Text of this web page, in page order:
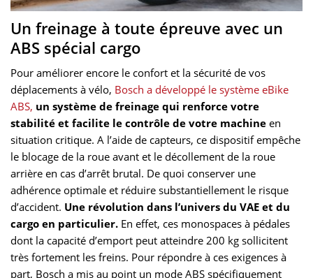
Un freinage à toute épreuve avec un
ABS spécial cargo
Pour améliorer encore le confort et la sécurité de vos
déplacements à vélo, Bosch a développé le système eBike
ABS, un système de freinage qui renforce votre
stabilité et facilite le contrôle de votre machine en
situation critique. A l’aide de capteurs, ce dispositif empêche
le blocage de la roue avant et le décollement de la roue
arrière en cas d’arrêt brutal. De quoi conserver une
adhérence optimale et réduire substantiellement le risque
d’accident. Une révolution dans l’univers du VAE et du
cargo en particulier. En effet, ces monospaces à pédales
dont la capacité d’emport peut atteindre 200 kg sollicitent
très fortement les freins. Pour répondre à ces exigences à
part, Bosch a mis au point un mode ABS spécifiquement